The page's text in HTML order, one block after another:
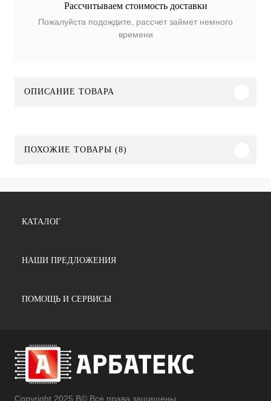
Рассчитываем стоимость доставки
Пожалуйста подождите, рассчет займет немного
времени
ОПИСАНИЕ ТОВАРА
ПОХОЖИЕ ТОВАРЫ (8)
КАТАЛОГ
НАШИ ПРЕДЛОЖЕНИЯ
ПОМОЩЬ И СЕРВИСЫ
Copyright 2025 В© Все права защищены